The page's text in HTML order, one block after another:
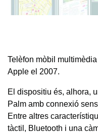
Telèfon mòbil
Apple el 2007.
El dispositiu és, alhora,
Palm amb connexió
Entre altres
tàctil, Bluetooth i una